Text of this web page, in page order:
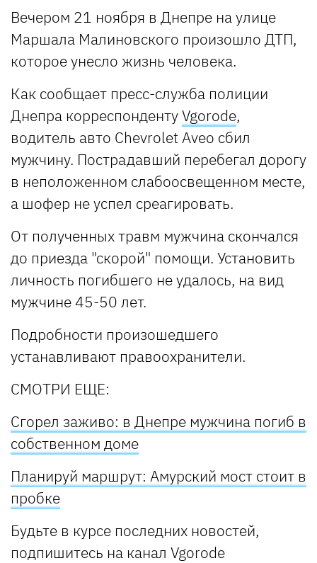
Вечером 21 ноября в Днепре на улице
Маршала Малиновского произошло ДТП,
которое унесло жизнь человека.
Как сообщает пресс-служба полиции
Днепра корреспондентуVgorode,
водитель авто Chevrolet Aveo сбил
мужчину. Пострадавший перебегал дорогу
в неположенном слабоосвещенном месте,
а шофер не успел среагировать.
От полученных травм мужчина скончался
до приезда "скорой" помощи. Установить
личность погибшего не удалось, на вид
мужчине 45-50 лет.
Подробности произошедшего
устанавливают правоохранители.
СМОТРИ ЕЩЕ:
Сгорел заживо: в Днепре мужчина погиб в
собственном доме
Планируй маршрут: Амурский мост стоит в
пробке
Будьте в курсе последних новостей,
подпишитесь на канал Vgorode